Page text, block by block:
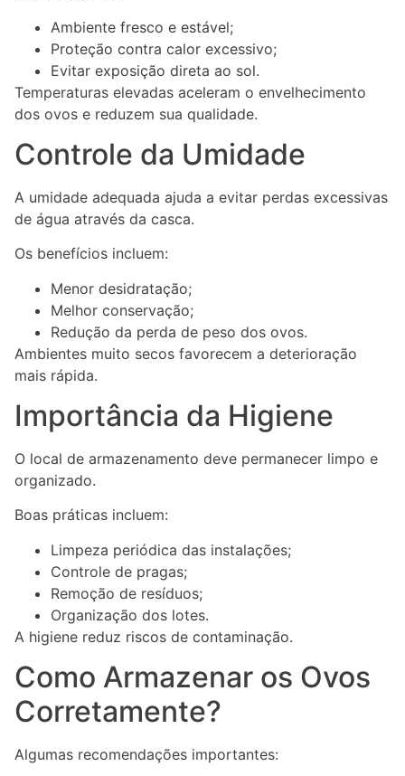
Ambiente fresco e estável;
Proteção contra calor excessivo;
Evitar exposição direta ao sol.
Temperaturas elevadas aceleram o envelhecimento
dos ovos e reduzem sua qualidade.
Controle da Umidade
A umidade adequada ajuda a evitar perdas excessivas
de água através da casca.
Os benefícios incluem:
Menor desidratação;
Melhor conservação;
Redução da perda de peso dos ovos.
Ambientes muito secos favorecem a deterioração
mais rápida.
Importância da Higiene
O local de armazenamento deve permanecer limpo e
organizado.
Boas práticas incluem:
Limpeza periódica das instalações;
Controle de pragas;
Remoção de resíduos;
Organização dos lotes.
A higiene reduz riscos de contaminação.
Como Armazenar os Ovos
Corretamente?
Algumas recomendações importantes: